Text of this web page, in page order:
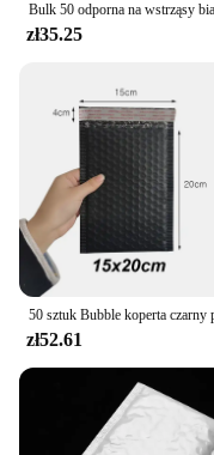
zł35.25
zł52.61